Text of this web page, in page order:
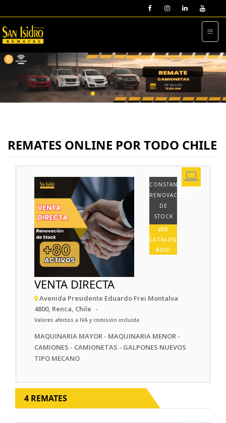
REMATES ONLINE POR TODO CHILE
CONSTANTE
RENOVACIÓN
DE
STOCK
VER
CATALOGO
AQUÍ
VENTA DIRECTA
Avenida Presidente Eduardo Frei Montalva
4800, Renca, Chile
Valores afectos a IVA y comisión incluida
MAQUINARIA MAYOR - MAQUINARIA MENOR -
CAMIONES - CAMIONETAS - GALPONES NUEVOS
TIPO MECANO
4 REMATES